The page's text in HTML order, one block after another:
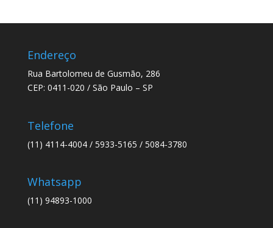
Endereço
Rua Bartolomeu de Gusmão, 286
CEP: 0411-020 / São Paulo – SP
Telefone
(11) 4114-4004 / 5933-5165 / 5084-3780
Whatsapp
(11) 94893-1000